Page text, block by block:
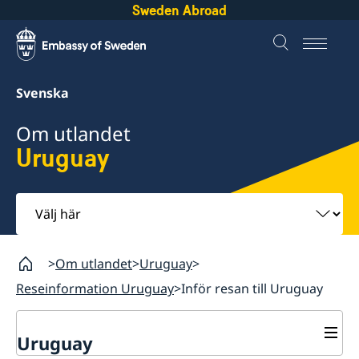
Sweden Abroad
Svenska
Om utlandet
Uruguay
Välj
här
Om utlandet Uruguay
Reseinformation Uruguay Inför resan till Uruguay
Uruguay